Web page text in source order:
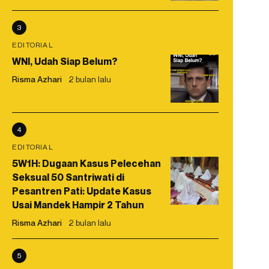
3
EDITORIAL
WNI, Udah Siap Belum?
Risma Azhari 2 bulan lalu
4
EDITORIAL
5W1H: Dugaan Kasus Pelecehan
Seksual 50 Santriwati di
Pesantren Pati: Update Kasus
Usai Mandek Hampir 2 Tahun
Risma Azhari 2 bulan lalu
5